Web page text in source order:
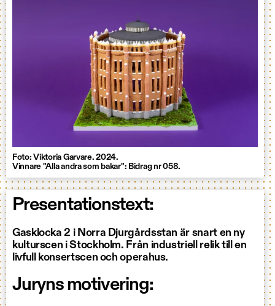
Foto: Viktoria Garvare. 2024.
Vinnare "Alla andra som bakar": Bidrag nr 058.
Presentationstext:
Gasklocka 2 i Norra Djurgårdsstan är snart en ny
kulturscen i Stockholm. Från industriell relik till en
livfull konsertscen och operahus.
Juryns motivering: